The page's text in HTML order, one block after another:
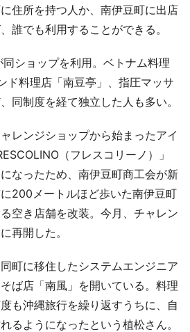
住所を持つ人か、南伊豆町に出店
誰でも利用することができる。
ショップを利用。ベトナム料理
ド料理店「南豆亭」、指圧マッサ
同制度を経て独立した人も多い。
レンジショップから始まったアイ
（フレスコリーノ）」
なったため、南伊豆町商工会が新
200メートルほど歩いた南伊豆町
空き店舗を改装。今月、チャレン
再開した。
町に移住したシステムエンジニア
ば店「南風」を開いている。料理
も沖縄旅行を繰り返すうちに、自
るようになったという植松さん。